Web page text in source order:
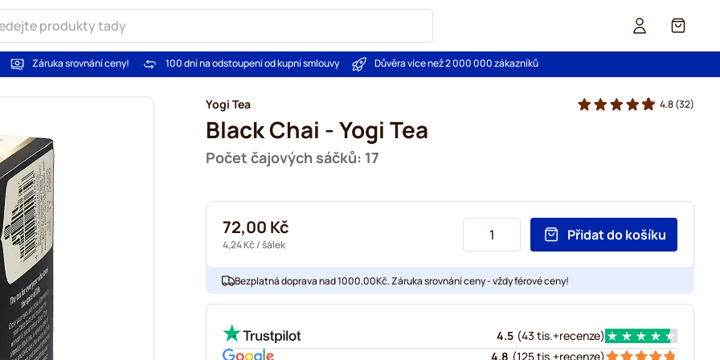
Košík
Záruka srovnání ceny! 100 dní na odstoupení od kupní smlouvy Důvěra více než 2 000 000 zákazníků
Yogi Tea
Black Chai - Yogi Tea
Počet čajových sáčků: 17
4.8(32)
72,00 Kč
4,24 Kč / šálek
Přidat do košíku
Bezplatná doprava nad 1000,00Kč. Záruka srovnání ceny - vždy férové ceny!
4.5 (43 tis.+recenze)
4.8 (125 tis.+recenze)